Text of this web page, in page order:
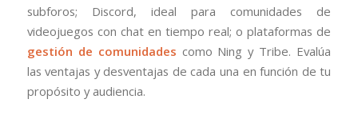
subforos; Discord, ideal para comunidades de
videojuegos con chat en tiempo real; o plataformas de
gestión de comunidades como Ning y Tribe. Evalúa
las ventajas y desventajas de cada una en función de tu
propósito y audiencia.